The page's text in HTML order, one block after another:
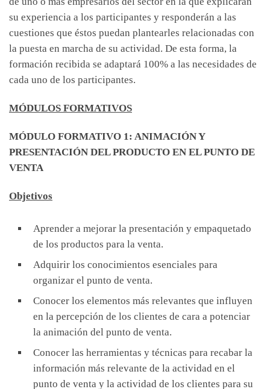
su experiencia a los participantes y responderán a las
cuestiones que éstos puedan plantearles relacionadas con
la puesta en marcha de su actividad. De esta forma, la
formación recibida se adaptará 100% a las necesidades de
cada uno de los participantes.
MÓDULOS FORMATIVOS
MÓDULO FORMATIVO 1: ANIMACIÓN Y
PRESENTACIÓN DEL PRODUCTO EN EL PUNTO DE
VENTA
Objetivos
Aprender a mejorar la presentación y empaquetado
de los productos para la venta.
Adquirir los conocimientos esenciales para
organizar el punto de venta.
Conocer los elementos más relevantes que influyen
en la percepción de los clientes de cara a potenciar
la animación del punto de venta.
Conocer las herramientas y técnicas para recabar la
información más relevante de la actividad en el
punto de venta y la actividad de los clientes para su